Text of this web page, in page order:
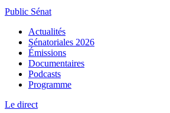
Public Sénat
Actualités
Sénatoriales 2026
Émissions
Documentaires
Podcasts
Programme
Le direct